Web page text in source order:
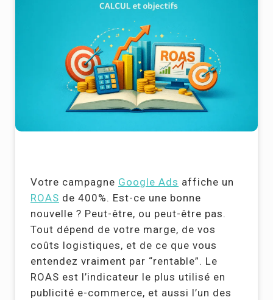
Votre campagne Google Ads affiche un
ROAS de 400%. Est-ce une bonne
nouvelle ? Peut-être, ou peut-être pas.
Tout dépend de votre marge, de vos
coûts logistiques, et de ce que vous
entendez vraiment par “rentable”. Le
ROAS est l’indicateur le plus utilisé en
publicité e-commerce, et aussi l’un des